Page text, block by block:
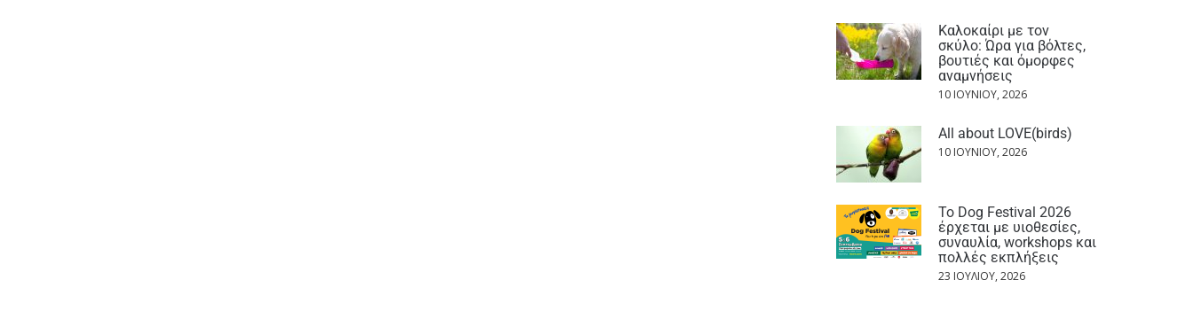
Καλοκαίρι με τον
σκύλο: Ώρα για βόλτες,
βουτιές και όμορφες
αναμνήσεις
10 ΙΟΥΝΊΟΥ, 2026
All about LOVE(birds)
10 ΙΟΥΝΊΟΥ, 2026
Το Dog Festival 2026
έρχεται με υιοθεσίες,
συναυλία, workshops και
πολλές εκπλήξεις
23 ΙΟΥΛΊΟΥ, 2026